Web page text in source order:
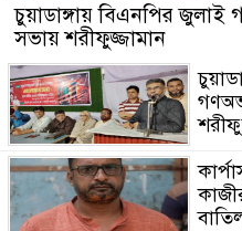
চুয়াডাঙ্গায় বিএনপির
সভায় শরীফুজ্জামান